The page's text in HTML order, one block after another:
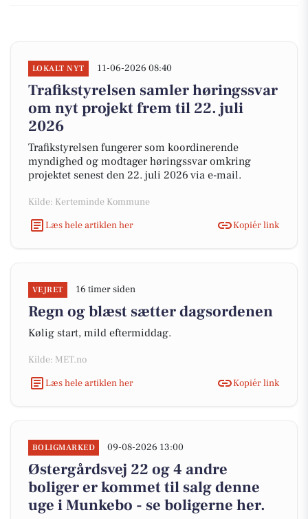
LOKALT NYT 11-06-2026 08:40
Trafikstyrelsen samler høringssvar
om nyt projekt frem til 22. juli
2026
Trafikstyrelsen fungerer som koordinerende
myndighed og modtager høringssvar omkring
projektet senest den 22. juli 2026 via e-mail.
Kilde: Kerteminde Kommune
Læs hele artiklen her
Kopiér link
VEJRET 16 timer siden
Regn og blæst sætter dagsordenen
Kølig start, mild eftermiddag.
Kilde: MET.no
Læs hele artiklen her
Kopiér link
BOLIGMARKED 09-08-2026 13:00
Østergårdsvej 22 og 4 andre
boliger er kommet til salg denne
uge i Munkebo - se boligerne her.